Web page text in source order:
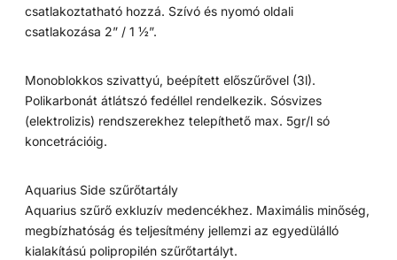
csatlakoztatható hozzá. Szívó és nyomó oldali
csatlakozása 2” / 1 ½”.
Monoblokkos szivattyú, beépített előszűrővel (3l).
Polikarbonát átlátszó fedéllel rendelkezik. Sósvizes
(elektrolizis) rendszerekhez telepíthető max. 5gr/l só
koncetrációig.
Aquarius Side szűrőtartály
Aquarius szűrő exkluzív medencékhez. Maximális minőség,
megbízhatóság és teljesítmény jellemzi az egyedülálló
kialakítású polipropilén szűrőtartályt.